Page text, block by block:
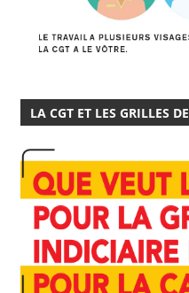
LA CGT ET LES GRILLES